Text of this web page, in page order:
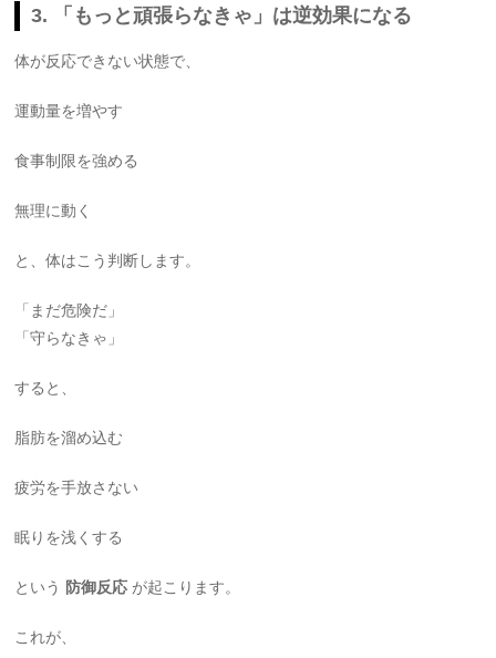
3. 「もっと頑張らなきゃ」は逆効果になる
体が反応できない状態で、
運動量を増やす
食事制限を強める
無理に動く
と、体はこう判断します。
「まだ危険だ」
「守らなきゃ」
すると、
脂肪を溜め込む
疲労を手放さない
眠りを浅くする
という 防御反応 が起こります。
これが、